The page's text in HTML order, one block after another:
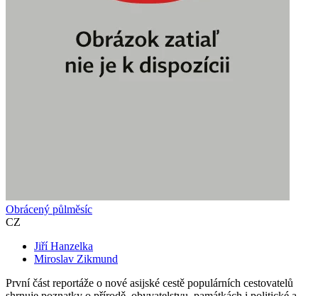
Obrácený půlměsíc
CZ
Jiří Hanzelka
Miroslav Zikmund
První část reportáže o nové asijské cestě populárních cestovatelů